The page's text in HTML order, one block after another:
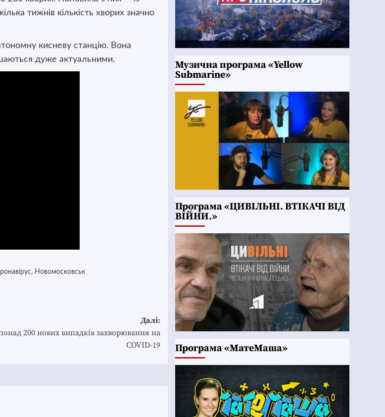
тижнів кількість хворих значно
кисневу станцію. Вона
дуже актуальними.
, Новомосковськ
Далі:
200 нових випадків захворювання на
COVID-19
Музична програма «Yellow
Submarine»
Програма «ЦИВІЛЬНІ. ВТІКАЧІ ВІД
ВІЙНИ.»
Програма «МатеМаша»